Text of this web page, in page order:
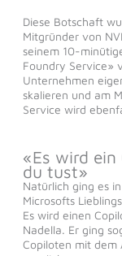
Diese Botschaft
Mitgründer von
seinem 10-
Foundry Service»
Unternehmen
skalieren und am
Service wird
«Es wird
du tust»
Natürlich ging es
Microsofts
Es wird einen
Nadella. Er ging
Copiloten mit dem